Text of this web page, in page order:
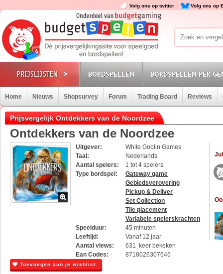
Volg ons op twitter Volg ons op
BORDSPELLEN BORDSPELLEN PER
Home Nieuws Shopsurvey Forum Trading Board Reviews
Prijsvergelijk Ontdekkers van de Noordzee
Ontdekkers van de Noordzee
Uitgever:
White Goblin Games
Taal:
Nederlands
Aantal spelers:
1 tot 4 spelers
Type bordspel:
Gateway game
Gebiedsverovering
Pickup & Deliver
Set Collection
Tile placement
Variabele spelerskrachten
Speelduur:
45 minuten
Leeftijd:
Vanaf 12 jaar
Aantal views:
631 keer bekeken
Ean Codes:
8718026307646
Toevoegen aan je wishlist